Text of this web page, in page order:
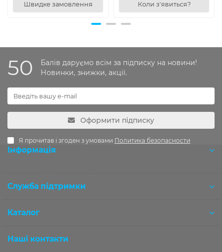
Швидке замовлення Коли з'явиться?
50
Балів даруємо всім за підписку на новини!
Новинки, знижки, акції.
Оформити підписку
Я прочитав і згоден з умовами Политика безопасности
Інформація
Служба підтримки
Каталог
Наші контакти